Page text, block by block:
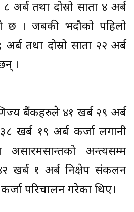
अर्ब तथा दोस्रो साता ४ अर्ब
छ । जबकी भदौको पहिलो
तथा दोस्रो साता २२ अर्ब
।
बैंकहरुले ४१ खर्ब २९ अर्ब
खर्ब १९ अर्ब कर्जा लगानी
अन्त्यसम्म
खर्ब १ अर्ब निक्षेप संकलन
परिचालन गरेका थिए।